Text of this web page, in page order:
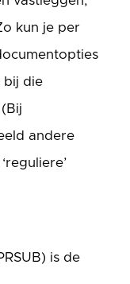
kun je per
bij die
andere
is de